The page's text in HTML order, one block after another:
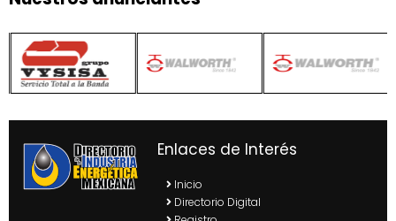
Enlaces de Interés
Inicio
Directorio Digital